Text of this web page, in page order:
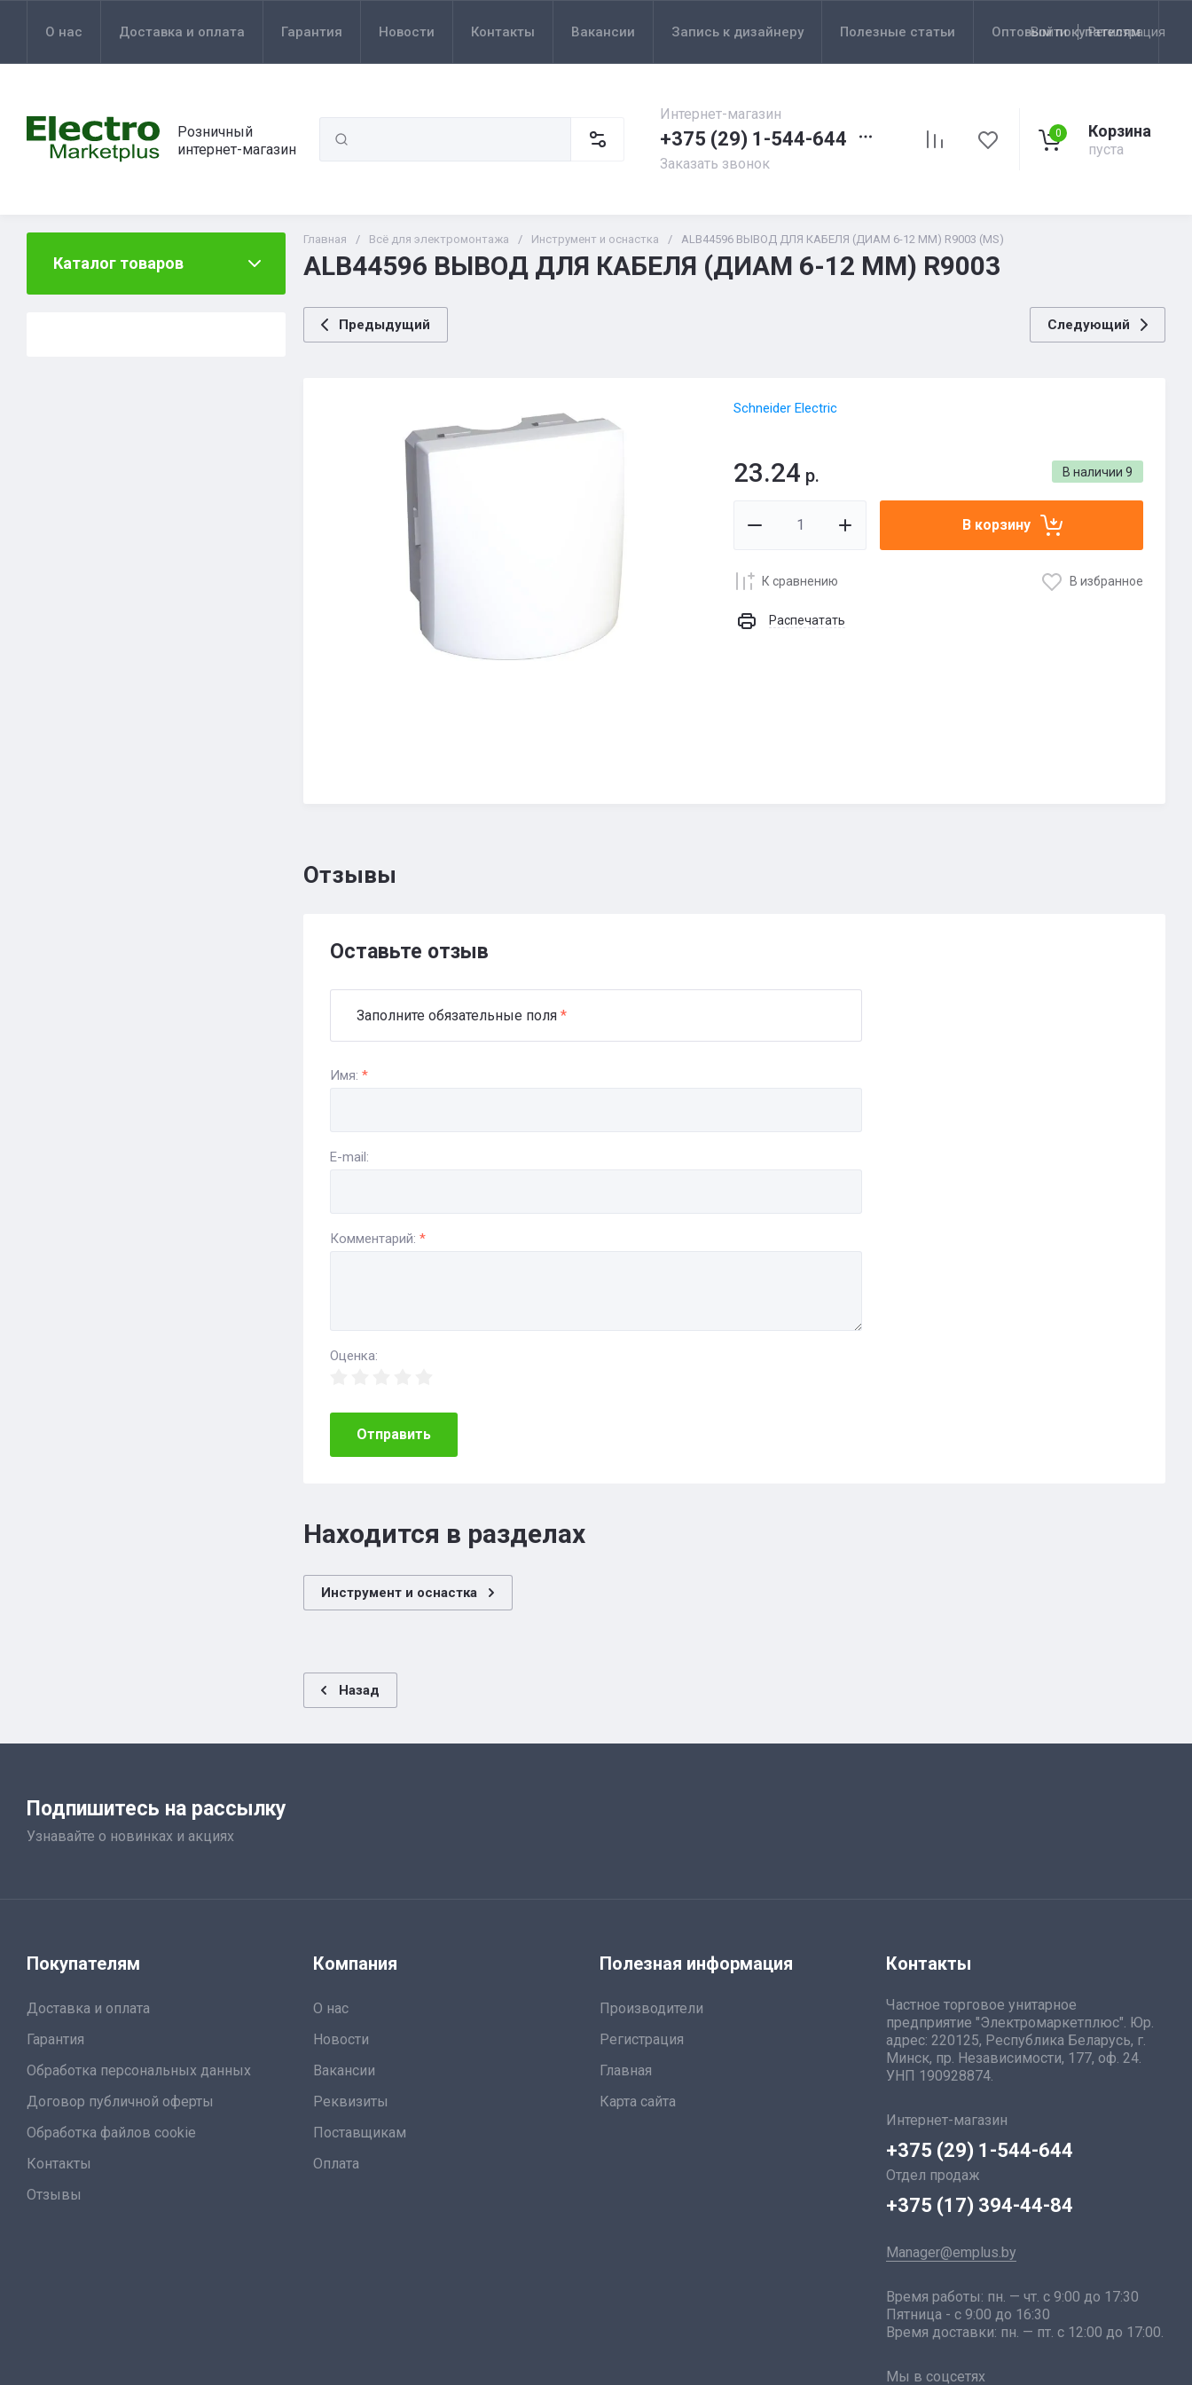
О нас Доставка и оплата Гарантия Новости Контакты Вакансии Запись к дизайнеру Полезные статьи Оптовым покупателям
Войти Регистрация
Розничный
интернет-магазин
Интернет-магазин
+375 (29) 1-544-644
Заказать звонок
0 Корзина
пуста
Каталог товаров
Главная / Всё для электромонтажа / Инструмент и оснастка / ALB44596 ВЫВОД ДЛЯ КАБЕЛЯ (ДИАМ 6-12 ММ) R9003 (MS)
ALB44596 ВЫВОД ДЛЯ КАБЕЛЯ (ДИАМ 6-12 ММ) R9003
Предыдущий Следующий
Schneider Electric
В наличии 9
23.24 р.
В корзину
К сравнению В избранное
Распечатать
Отзывы
Оставьте отзыв
Заполните обязательные поля *
Имя: *
E-mail:
Комментарий: *
Оценка:
Отправить
Находится в разделах
Инструмент и оснастка
Назад
Подпишитесь на рассылку
Узнавайте о новинках и акциях
Покупателям
Доставка и оплата
Гарантия
Обработка персональных данных
Договор публичной оферты
Обработка файлов cookie
Контакты
Отзывы
Компания
О нас
Новости
Вакансии
Реквизиты
Поставщикам
Оплата
Полезная информация
Производители
Регистрация
Главная
Карта сайта
Контакты
Частное торговое унитарное
предприятие "Электромаркетплюс". Юр.
адрес: 220125, Республика Беларусь, г.
Минск, пр. Независимости, 177, оф. 24.
УНП 190928874.
Интернет-магазин
+375 (29) 1-544-644
Отдел продаж
+375 (17) 394-44-84
Manager@emplus.by
Время работы: пн. — чт. с 9:00 до 17:30
Пятница - с 9:00 до 16:30
Время доставки: пн. — пт. с 12:00 до 17:00.
Мы в соцсетях